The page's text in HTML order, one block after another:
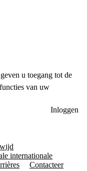
u toegang tot de
van uw
Inloggen
internationale
Contacteer